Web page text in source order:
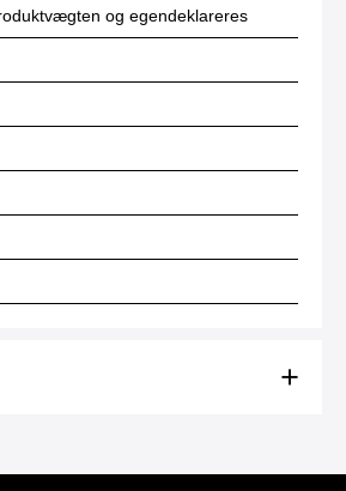
og egendeklareres